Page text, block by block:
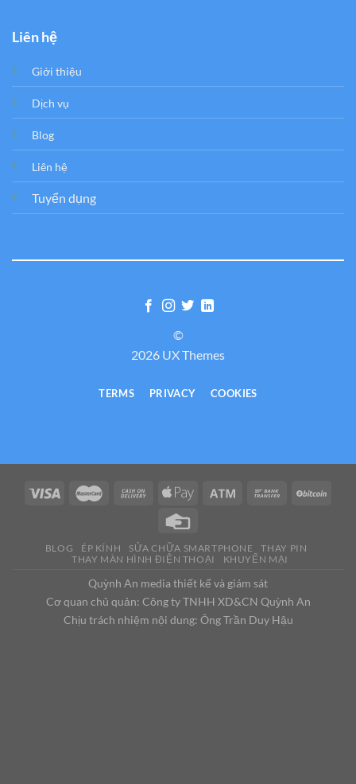
Liên hệ
Giới thiệu
Dịch vụ
Blog
Liên hệ
Tuyển dụng
©
2026 UX Themes
TERMS PRIVACY COOKIES
BLOG ÉP KÍNH SỬA CHỮA SMARTPHONE
THAY PIN
THAY MÀN HÌNH ĐIỆN THOẠI
KHUYẾN MẠI
Quỳnh An media thiết kế và giám sát
Cơ quan chủ quản: Công ty TNHH XD&CN Quỳnh An
Chịu trách nhiệm nội dung: Ông Trần Duy Hậu